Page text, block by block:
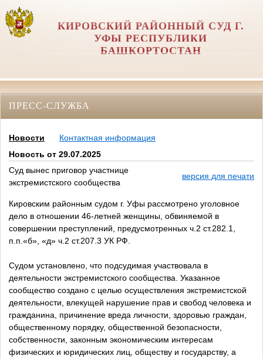
КИРОВСКИЙ РАЙОННЫЙ СУД Г.
УФЫ РЕСПУБЛИКИ
БАШКОРТОСТАН
ПРЕСС-СЛУЖБА
Новости
Контактная информация
Новость от 29.07.2025
Суд вынес приговор участнице
экстремистского сообщества
версия для печати
Кировским районным судом г. Уфы рассмотрено уголовное
дело в отношении 46-летней женщины, обвиняемой в
совершении преступлений, предусмотренных ч.2 ст.282.1,
п.п.«б», «д» ч.2 ст.207.3 УК РФ.
Судом установлено, что подсудимая участвовала в
деятельности экстремистского сообщества. Указанное
сообщество создано с целью осуществления экстремистской
деятельности, влекущей нарушение прав и свобод человека и
гражданина, причинение вреда личности, здоровью граждан,
общественному порядку, общественной безопасности,
собственности, законным экономическим интересам
физических и юридических лиц, обществу и государству, а